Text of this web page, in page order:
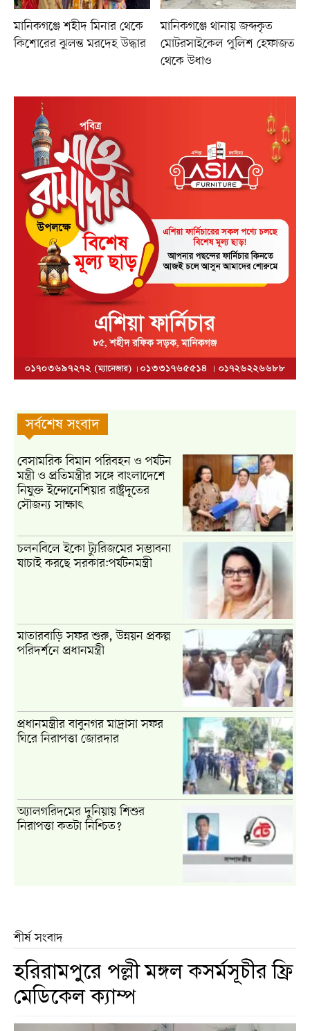
মানিকগঞ্জে শহীদ মিনার থেকে
কিশোরের ঝুলন্ত মরদেহ উদ্ধার
মানিকগঞ্জে থানায় জব্দকৃত
মোটরসাইকেল পুলিশ হেফাজত
থেকে উধাও
সর্বশেষ সংবাদ
বেসামরিক বিমান পরিবহন ও পর্যটন
মন্ত্রী ও প্রতিমন্ত্রীর সঙ্গে বাংলাদেশে
নিযুক্ত ইন্দোনেশিয়ার রাষ্ট্রদূতের
সৌজন্য সাক্ষাৎ
চলনবিলে ইকো ট্যুরিজমের সম্ভাবনা
যাচাই করছে সরকার:পর্যটনমন্ত্রী
মাতারবাড়ি সফর শুরু, উন্নয়ন প্রকল্প
পরিদর্শনে প্রধানমন্ত্রী
প্রধানমন্ত্রীর বাবুনগর মাদ্রাসা সফর
ঘিরে নিরাপত্তা জোরদার
অ্যালগরিদমের দুনিয়ায় শিশুর
নিরাপত্তা কতটা নিশ্চিত?